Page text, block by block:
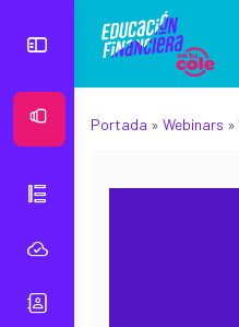
Ver Mural
Portada » Webinars »